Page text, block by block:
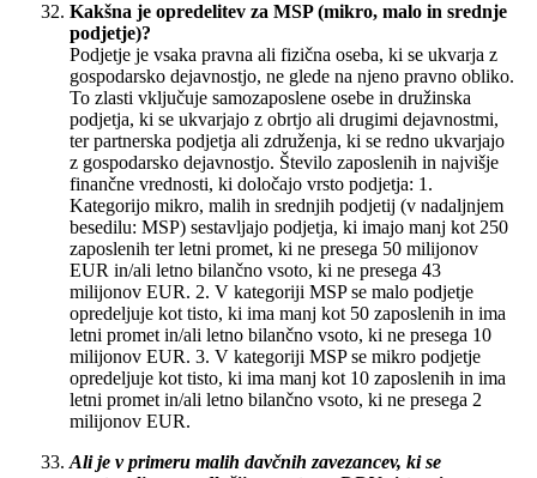
Kakšna je opredelitev za MSP (mikro, malo in srednje
podjetje)?
Podjetje je vsaka pravna ali fizična oseba, ki se ukvarja z
gospodarsko dejavnostjo, ne glede na njeno pravno obliko.
To zlasti vključuje samozaposlene osebe in družinska
podjetja, ki se ukvarjajo z obrtjo ali drugimi dejavnostmi,
ter partnerska podjetja ali združenja, ki se redno ukvarjajo
z gospodarsko dejavnostjo. Število zaposlenih in najvišje
finančne vrednosti, ki določajo vrsto podjetja: 1.
Kategorijo mikro, malih in srednjih podjetij (v nadaljnjem
besedilu: MSP) sestavljajo podjetja, ki imajo manj kot 250
zaposlenih ter letni promet, ki ne presega 50 milijonov
EUR in/ali letno bilančno vsoto, ki ne presega 43
milijonov EUR. 2. V kategoriji MSP se malo podjetje
opredeljuje kot tisto, ki ima manj kot 50 zaposlenih in ima
letni promet in/ali letno bilančno vsoto, ki ne presega 10
milijonov EUR. 3. V kategoriji MSP se mikro podjetje
opredeljuje kot tisto, ki ima manj kot 10 zaposlenih in ima
letni promet in/ali letno bilančno vsoto, ki ne presega 2
milijonov EUR.
Ali je v primeru malih davčnih zavezancev, ki se